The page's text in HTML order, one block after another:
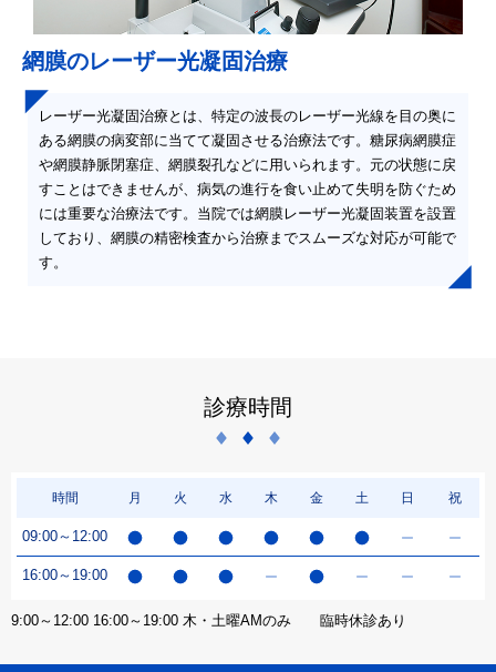
網膜のレーザー光凝固治療
レーザー光凝固治療とは、特定の波長のレーザー光線を目の奥に
ある網膜の病変部に当てて凝固させる治療法です。糖尿病網膜症
や網膜静脈閉塞症、網膜裂孔などに用いられます。元の状態に戻
すことはできませんが、病気の進行を食い止めて失明を防ぐため
には重要な治療法です。当院では網膜レーザー光凝固装置を設置
しており、網膜の精密検査から治療までスムーズな対応が可能で
す。
診療時間
時間 月 火 水 木 金 土 日 祝
09:00～12:00
16:00～19:00
9:00～12:00 16:00～19:00 木・土曜AMのみ 臨時休診あり